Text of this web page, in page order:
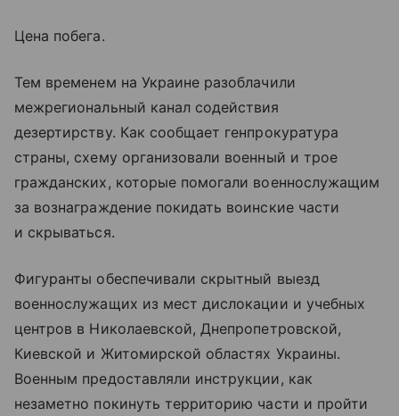
Цена побега.
Тем временем на Украине разоблачили
межрегиональный канал содействия
дезертирству. Как сообщает генпрокуратура
страны, схему организовали военный и трое
гражданских, которые помогали военнослужащим
за вознаграждение покидать воинские части
и скрываться.
Фигуранты обеспечивали скрытный выезд
военнослужащих из мест дислокации и учебных
центров в Николаевской, Днепропетровской,
Киевской и Житомирской областях Украины.
Военным предоставляли инструкции, как
незаметно покинуть территорию части и пройти